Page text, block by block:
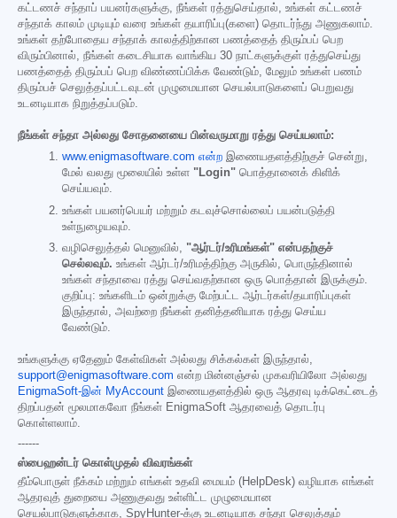
கட்டணச் சந்தாப் பயனர்களுக்கு, நீங்கள் ரத்துசெய்தால், உங்கள் கட்டணச்
சந்தாக் காலம் முடியும் வரை உங்கள் தயாரிப்பு(களை) தொடர்ந்து அணுகலாம்.
உங்கள் தற்போதைய சந்தாக் காலத்திற்கான பணத்தைத் திரும்பப் பெற
விரும்பினால், நீங்கள் கடைசியாக வாங்கிய 30 நாட்களுக்குள் ரத்துசெய்து
பணத்தைத் திரும்பப் பெற விண்ணப்பிக்க வேண்டும், மேலும் உங்கள் பணம்
திரும்பச் செலுத்தப்பட்டவுடன் முழுமையான செயல்பாடுகளைப் பெறுவது
உடனடியாக நிறுத்தப்படும்.
நீங்கள் சந்தா அல்லது சோதனையை பின்வருமாறு ரத்து செய்யலாம்:
www.enigmasoftware.com என்ற இணையதளத்திற்குச் சென்று,
மேல் வலது மூலையில் உள்ள "Login" பொத்தானைக் கிளிக்
செய்யவும்.
உங்கள் பயனர்பெயர் மற்றும் கடவுச்சொல்லைப் பயன்படுத்தி
உள்நுழையவும்.
வழிசெலுத்தல் மெனுவில், "ஆர்டர்/உரிமங்கள்" என்பதற்குச்
செல்லவும். உங்கள் ஆர்டர்/உரிமத்திற்கு அருகில், பொருந்தினால்
உங்கள் சந்தாவை ரத்து செய்வதற்கான ஒரு பொத்தான் இருக்கும்.
குறிப்பு: உங்களிடம் ஒன்றுக்கு மேற்பட்ட ஆர்டர்கள்/தயாரிப்புகள்
இருந்தால், அவற்றை நீங்கள் தனித்தனியாக ரத்து செய்ய
வேண்டும்.
உங்களுக்கு ஏதேனும் கேள்விகள் அல்லது சிக்கல்கள் இருந்தால்,
support@enigmasoftware.com என்ற மின்னஞ்சல் முகவரியிலோ அல்லது
EnigmaSoft-இன் MyAccount இணையதளத்தில் ஒரு ஆதரவு டிக்கெட்டைத்
திறப்பதன் மூலமாகவோ நீங்கள் EnigmaSoft ஆதரவைத் தொடர்பு
கொள்ளலாம்.
------
ஸ்பைஹன்டர் கொள்முதல் விவரங்கள்
தீம்பொருள் நீக்கம் மற்றும் எங்கள் உதவி மையம் (HelpDesk) வழியாக எங்கள்
ஆதரவுத் துறையை அணுகுவது உள்ளிட்ட முழுமையான
செயல்பாடுகளுக்காக, SpyHunter-க்கு உடனடியாக சந்தா செலுத்தும்